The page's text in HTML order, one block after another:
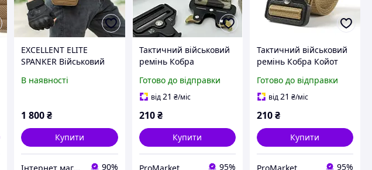
EXCELLENT ELITE
SPANKER Військовий
Багатоцільовий
В наявності
1 800₴
Купити
90%
Тактичний військовий
ремінь Кобра
Готово до відправки
від21 ₴/міс
210 ₴
Купити
95%
Тактичний військовий
ремінь Кобра Койот
Готово до відправки
від21 ₴/міс
210₴
Купити
95%